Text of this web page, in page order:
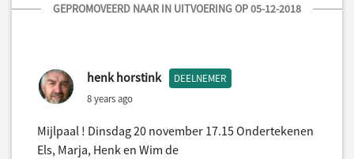
GEPROMOVEERD NAAR IN UITVOERING OP 05-12-2018
henk horstink DEELNEMER
8 years ago
Mijlpaal ! Dinsdag 20 november 17.15 Ondertekenen
Els, Marja, Henk en Wim de